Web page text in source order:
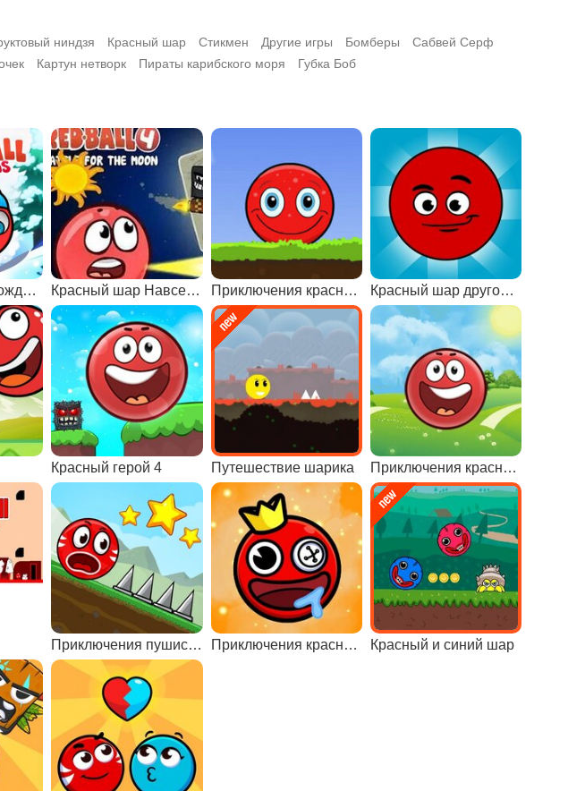
ниндзя Красный шар Стикмен Другие игры Бомберы
Сабвей Серф
Картун нетворк Пираты карибского моря Губка Боб
Красный шар: рождественская любовь Красный шар Навсегда 2 Приключения красного шарика Красный шар другой мир
Красный герой 4 Путешествие шарика Приключения красного шара 4
Приключения пушистика Приключения красного шара Красный и синий шар